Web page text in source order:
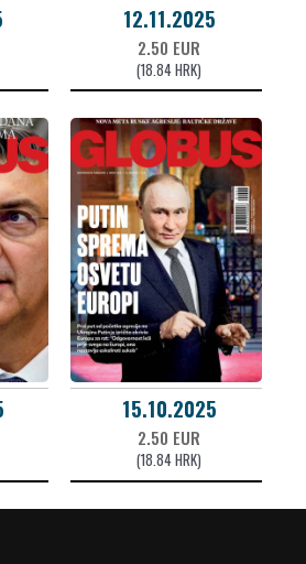
12.11.2025
2.50 EUR
(18.84 HRK)
15.10.2025
2.50 EUR
(18.84 HRK)